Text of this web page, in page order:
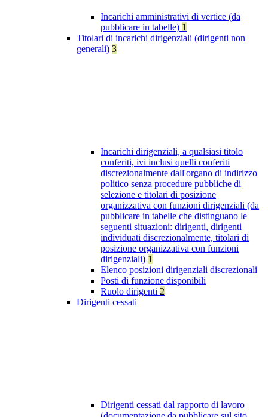
Incarichi amministrativi di vertice (da
pubblicare in tabelle) 1
Titolari di incarichi dirigenziali (dirigenti non
generali) 3
Incarichi dirigenziali, a qualsiasi titolo
conferiti, ivi inclusi quelli conferiti
discrezionalmente dall'organo di indirizzo
politico senza procedure pubbliche di
selezione e titolari di posizione
organizzativa con funzioni dirigenziali (da
pubblicare in tabelle che distinguano le
seguenti situazioni: dirigenti, dirigenti
individuati discrezionalmente, titolari di
posizione organizzativa con funzioni
dirigenziali) 1
Elenco posizioni dirigenziali discrezionali
Posti di funzione disponibili
Ruolo dirigenti 2
Dirigenti cessati
Dirigenti cessati dal rapporto di lavoro